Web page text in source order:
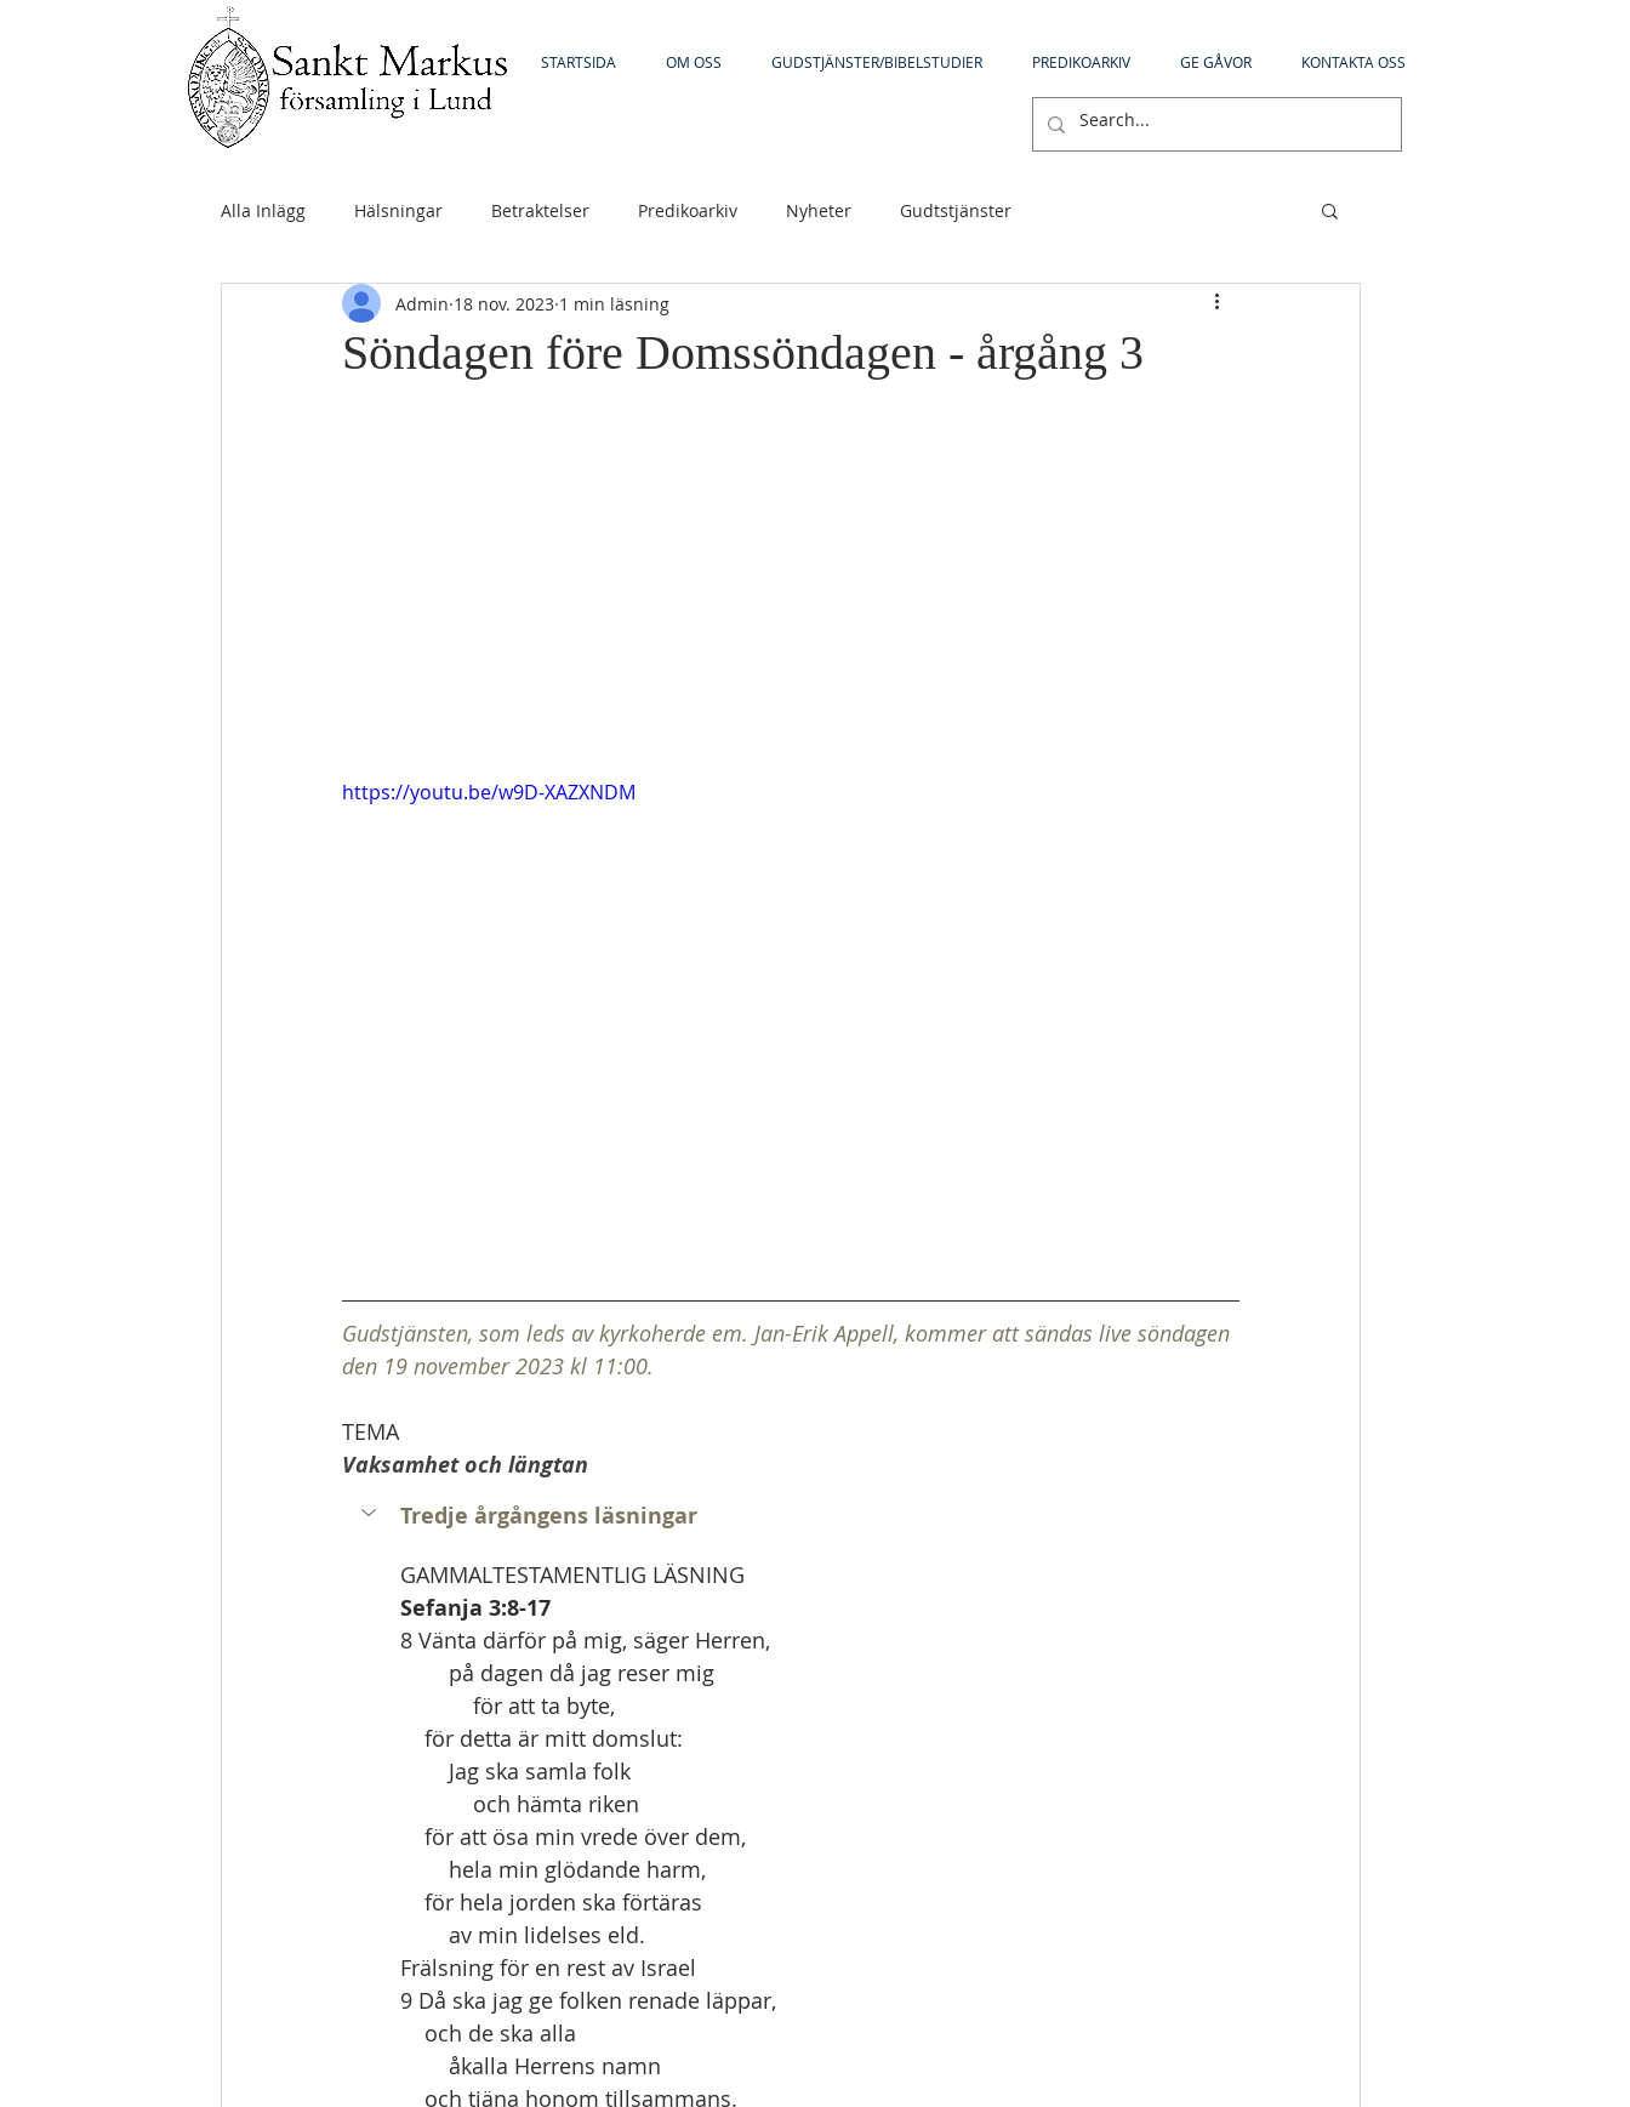
STARTSIDA OM OSS GUDSTJÄNSTER/BIBELSTUDIER PREDIKOARKIV GE GÅVOR KONTAKTA OSS
Alla Inlägg Hälsningar Betraktelser Predikoarkiv Nyheter Gudtstjänster
Söndagen före Domssöndagen - årgång 3
Admin 18 nov. 2023 1 min läsning
https://youtu.be/w9D-XAZXNDM
Gudstjänsten, som leds av kyrkoherde em. Jan-Erik Appell, kommer att sändas live söndagen
den 19 november 2023 kl 11:00.
TEMA
Vaksamhet och längtan
Tredje årgångens läsningar
GAMMALTESTAMENTLIG LÄSNING
Sefanja 3:8-17
8 Vänta därför på mig, säger Herren,
        på dagen då jag reser mig
            för att ta byte,
    för detta är mitt domslut:
        Jag ska samla folk
            och hämta riken
    för att ösa min vrede över dem,
        hela min glödande harm,
    för hela jorden ska förtäras
        av min lidelses eld.
Frälsning för en rest av Israel
9 Då ska jag ge folken renade läppar,
    och de ska alla
        åkalla Herrens namn
    och tjäna honom tillsammans.